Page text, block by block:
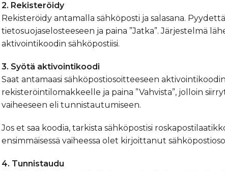
2. Rekisteröidy
Rekisteröidy antamalla sähköposti ja salasana.
tietosuojaselosteeseen ja paina ”Jatka”. Järjestelmä
aktivointikoodin sähköpostiisi.
3. Syötä aktivointikoodi
Saat antamaasi sähköpostiosoitteeseen
rekisteröintilomakkeelle ja paina ”Vahvista”, jolloin
vaiheeseen eli tunnistautumiseen.
Jos et saa koodia, tarkista sähköpostisi
ensimmäisessä vaiheessa olet kirjoittanut
4. Tunnistaudu